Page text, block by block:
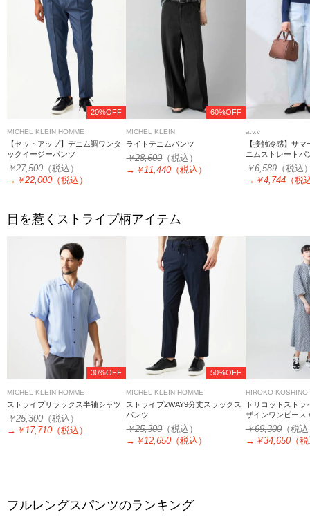
20%OFF
MICHEL KLEIN HOMME
【セットアップ】デニム調ワンタ
ックイージーパンツ
￥27,500 （税込）
→ ￥22,000 （税込）
60%OFF
MICHEL KLEIN
ライトデニムパンツ
￥28,600（税込）
→ ￥11,440 （税込）
a.v.v
【接触冷感】サ
ニムストレートパ
￥6,589（税込
→ ￥4,744（税
目を惹くストライプ柄アイテム
30%OFF
MICHEL KLEIN HOMME
ストライプリラックス半袖シャツ
￥25,300 （税込）
→ ￥17,710 （税込）
50%OFF
MICHEL KLEIN HOMME
ストライプ2WAY9分丈スラックス
パンツ
￥25,300（税込）
→ ￥12,650 （税込）
HIROKO KOSHINO
トリコットスト
ザインワンピース
￥69,300（税
→ ￥34,650（
フルレングスパンツのランキング